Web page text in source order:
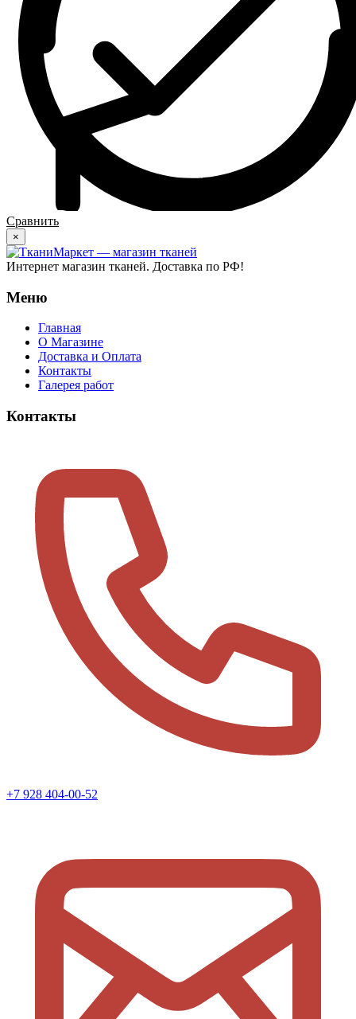
Сравнить
×
Интернет магазин тканей. Доставка по РФ!
Меню
Главная
О Магазине
Доставка и Оплата
Контакты
Галерея работ
Контакты
+7 928 404-00-52